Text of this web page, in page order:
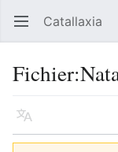
Ouvrir le menu principal Catallaxia
Fichier:
Langue